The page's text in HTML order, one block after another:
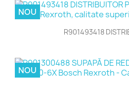
R901493418
NOU
NOU